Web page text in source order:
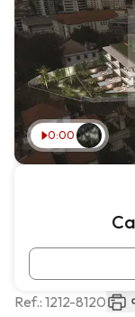
0:00
Ref.: 1212-8120